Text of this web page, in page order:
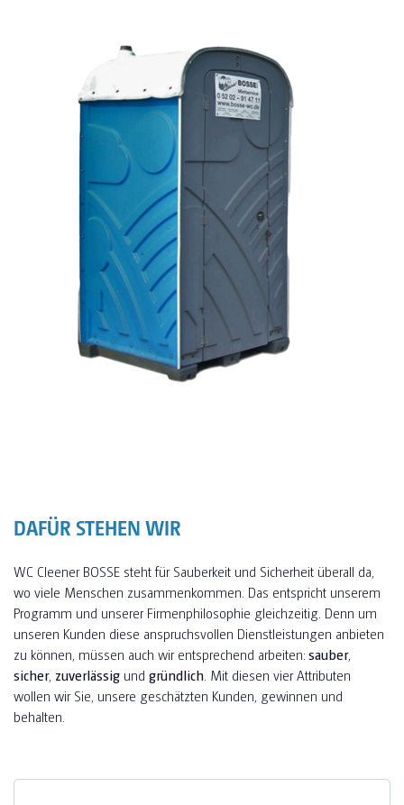
DAFÜR STEHEN WIR
WC Cleener BOSSE steht für Sauberkeit und Sicherheit überall da,
wo viele Menschen zusammenkommen. Das entspricht unserem
Programm und unserer Firmenphilosophie gleichzeitig. Denn um
unseren Kunden diese anspruchsvollen Dienstleistungen anbieten
zu können, müssen auch wir entsprechend arbeiten:sauber,
sicher, zuverlässig und gründlich . Mit diesen vier Attributen
wollen wir Sie, unsere geschätzten Kunden, gewinnen und
behalten.